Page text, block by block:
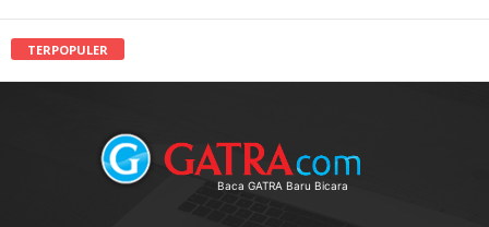
TERPOPULER
Baca GATRA Baru Bicara